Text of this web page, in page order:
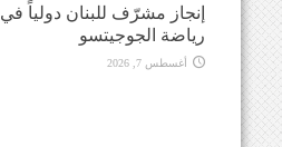
إنجاز مشرّف للبنان دولياً في
رياضة الجوجيتسو
أغسطس 7, 2026